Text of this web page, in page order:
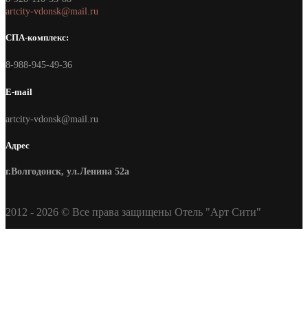
artcity-vdonsk@mail.ru
СПА-комплекс:
8-988-945-49-36
E-mail
artcity-vdonsk@mail.ru
Адрес
г.Волгодонск, ул.Ленина 52а
2012 - 2026 © Все права защищены Отель "Арт Сити"